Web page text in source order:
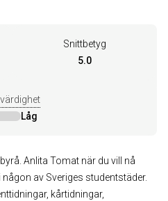
Snittbetyg
5.0
Låg
Anlita Tomat när du vill nå
av Sveriges studentstäder.
kårtidningar,